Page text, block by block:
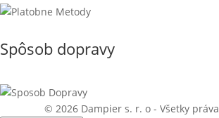
Spôsob dopravy
© 2026 Dampier s. r. o - Všetky